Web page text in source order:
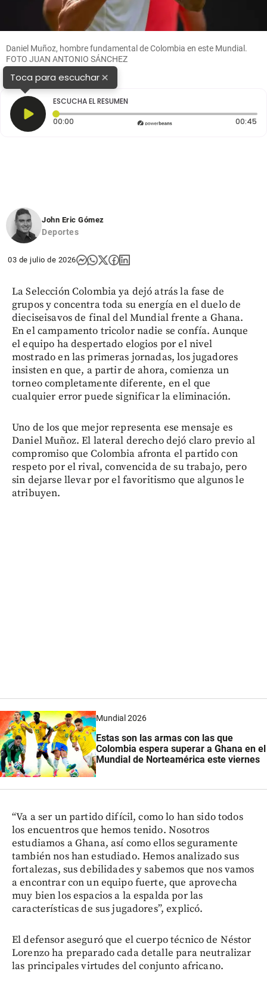
Daniel Muñoz, hombre fundamental de Colombia en este Mundial.
FOTO JUAN ANTONIO SÁNCHEZ
Toca para escuchar×
ESCUCHA EL RESUMEN
00:00 Tiempo transcurrido: 0 segundos 00:45
John Eric Gómez
Deportes
03 de julio de 2026
La Selección Colombia ya dejó atrás la fase de
grupos y concentra toda su energía en el duelo de
dieciseisavos de final del Mundial frente a Ghana.
En el campamento tricolor nadie se confía. Aunque
el equipo ha despertado elogios por el nivel
mostrado en las primeras jornadas, los jugadores
insisten en que, a partir de ahora, comienza un
torneo completamente diferente, en el que
cualquier error puede significar la eliminación.
Uno de los que mejor representa ese mensaje es
Daniel Muñoz. El lateral derecho dejó claro previo al
compromiso que Colombia afronta el partido con
respeto por el rival, convencida de su trabajo, pero
sin dejarse llevar por el favoritismo que algunos le
atribuyen.
Mundial 2026
Estas son las armas con las que
Colombia espera superar a Ghana en el
Mundial de Norteamérica este viernes
“Va a ser un partido difícil, como lo han sido todos
los encuentros que hemos tenido. Nosotros
estudiamos a Ghana, así como ellos seguramente
también nos han estudiado. Hemos analizado sus
fortalezas, sus debilidades y sabemos que nos vamos
a encontrar con un equipo fuerte, que aprovecha
muy bien los espacios a la espalda por las
características de sus jugadores”, explicó.
El defensor aseguró que el cuerpo técnico de Néstor
Lorenzo ha preparado cada detalle para neutralizar
las principales virtudes del conjunto africano.